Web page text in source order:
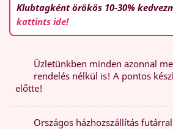
Klubtagként örökös 10-30%
kattints ide!
Üzletünkben minden azonnal
rendelés nélkül is! A pontos
előtte!
Országos házhozszállítás